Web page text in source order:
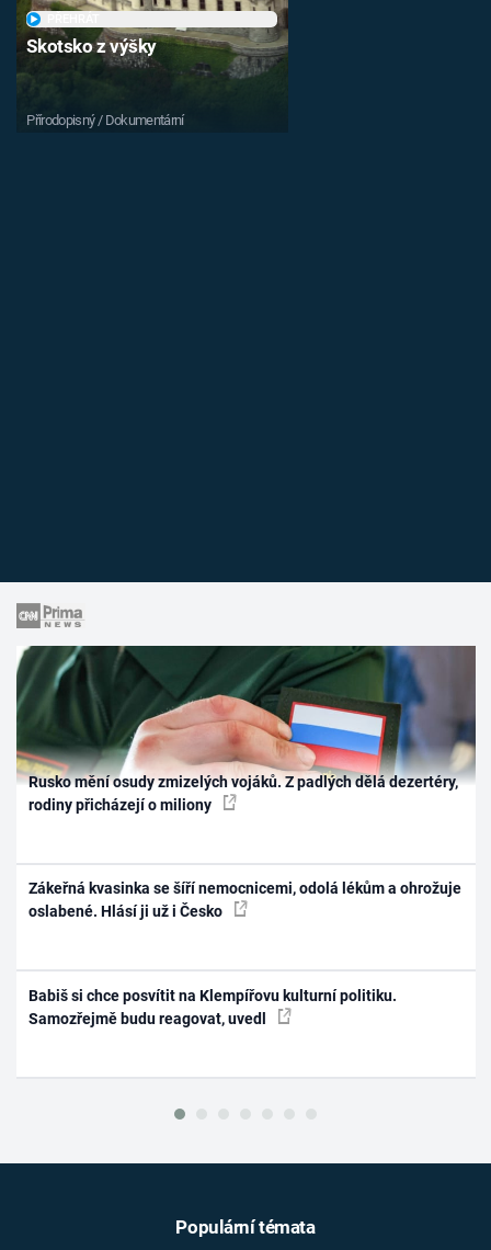
Skotsko z výšky
Přírodopisný / Dokumentární
Rusko mění osudy zmizelých vojáků. Z padlých dělá dezertéry,
rodiny přicházejí o miliony
Zákeřná kvasinka se šíří nemocnicemi, odolá lékům a ohrožuje
oslabené. Hlásí ji už i Česko
Babiš si chce posvítit na Klempířovu kulturní politiku.
Samozřejmě budu reagovat, uvedl
Populární témata